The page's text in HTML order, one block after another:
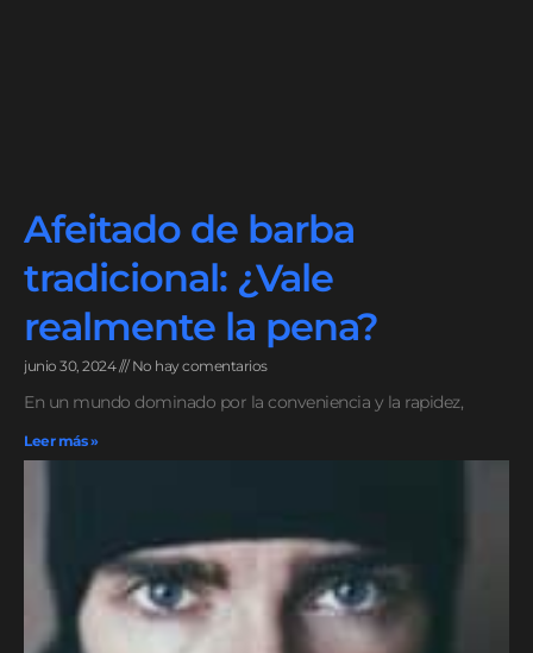
Afeitado de barba
tradicional: ¿Vale
realmente la pena?
junio 30, 2024 No hay comentarios
En un mundo dominado por la conveniencia y la rapidez,
Leer más »